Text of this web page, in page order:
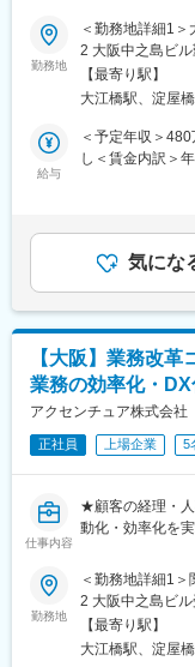
・新規契約獲得
また、製品の出
供に専念できる
め、商談から契
■業務の魅力：
■福利厚生：
◎グローバル育
安心して仕事と
暇の取得が可能
日本の法定育児
◎医療支援・ホル
ムなど
■キャリア：
変更の範囲：会
●顧客の事業成
援
■求人紹介
アクセンチュア
ジションをご提
選考可能性があ
・クラウドイン
サポートいただき
一般的な「運用
フェーズ等、既
ます。
■独自の働き方改
社長直轄で2015
り、有給取得率
時間減少の改善
<取組例>
・残業ルール厳
・短日短時間勤
■プロジェクト事
勤務地
＜勤務地詳細1
2 大阪中之島ビ
受動喫煙対策：
内を中心とした
【最寄り駅】
大江橋駅、淀屋
給与
＜予定年収＞
し＜賃金内訳＞
たします。※記
ります。◆支給
職位により支給
給・住宅手当 等
じて上下する可
記です。
気にな
【大阪】業務改
業務の効率化・
アクセンチュア株式会社
正社員 上場企業 5
仕事内容
★顧客の経理・
動化・効率化を
◆このポジショ
オペレーション
経理・人事・購
し、自動化・効
勤務地
＜勤務地詳細1
2 大阪中之島ビ
＜大阪市内＞ク
ト先 受動喫煙対
【最寄り駅】
大江橋駅、淀屋